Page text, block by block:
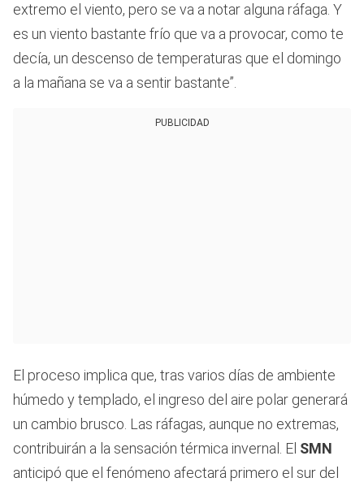
extremo el viento, pero se va a notar alguna ráfaga. Y
es un viento bastante frío que va a provocar, como te
decía, un descenso de temperaturas que el domingo
a la mañana se va a sentir bastante”.
PUBLICIDAD
El proceso implica que, tras varios días de ambiente
húmedo y templado, el ingreso del aire polar generará
un cambio brusco. Las ráfagas, aunque no extremas,
contribuirán a la sensación térmica invernal. El SMN
anticipó que el fenómeno afectará primero el sur del